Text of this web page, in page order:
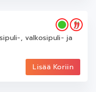
, valkosipuli- ja
Lisää Koriin